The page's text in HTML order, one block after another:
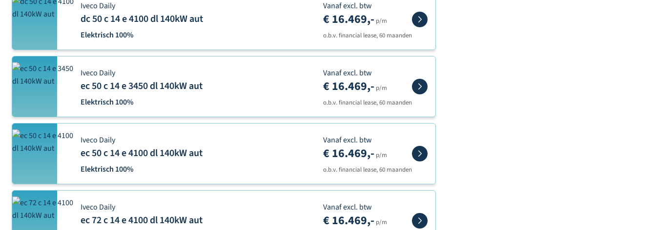
Iveco Daily
dc 50 c 14 e 4100 dl 140kW aut
Elektrisch 100%
Vanaf excl. btw
€ 16.469,- p/m
o.b.v. financial lease, 60 maanden
Iveco Daily
ec 50 c 14 e 3450 dl 140kW aut
Elektrisch 100%
Vanaf excl. btw
€ 16.469,- p/m
o.b.v. financial lease, 60 maanden
Iveco Daily
ec 50 c 14 e 4100 dl 140kW aut
Elektrisch 100%
Vanaf excl. btw
€ 16.469,- p/m
o.b.v. financial lease, 60 maanden
Iveco Daily
ec 72 c 14 e 4100 dl 140kW aut
Vanaf excl. btw
€ 16.469,- p/m